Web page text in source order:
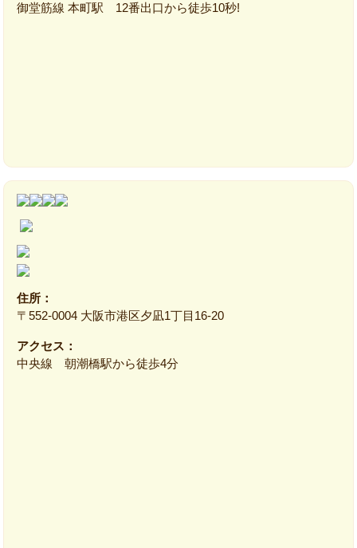
御堂筋線 本町駅 12番出口から徒歩10秒!
住所：
〒552‐0004 大阪市港区夕凪1丁目16‐20
アクセス：
中央線 朝潮橋駅から徒歩4分